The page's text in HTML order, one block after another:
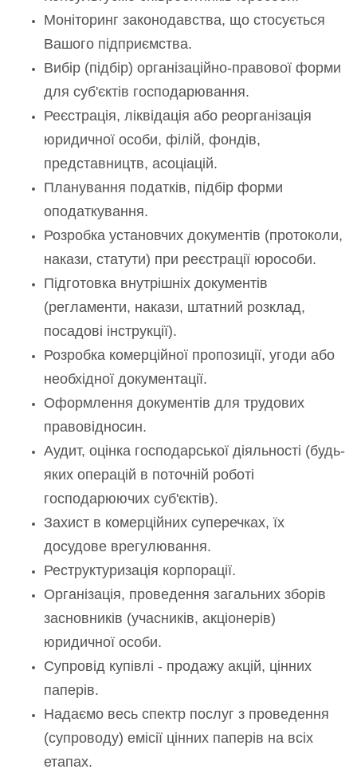
Моніторинг законодавства, що стосується
Вашого підприємства.
Вибір (підбір) організаційно-правової форми
для суб'єктів господарювання.
Реєстрація, ліквідація або реорганізація
юридичної особи, філій, фондів,
представництв, асоціацій.
Планування податків, підбір форми
оподаткування.
Розробка установчих документів (протоколи,
накази, статути) при реєстрації юрособи.
Підготовка внутрішніх документів
(регламенти, накази, штатний розклад,
посадові інструкції).
Розробка комерційної пропозиції, угоди або
необхідної документації.
Оформлення документів для трудових
правовідносин.
Аудит, оцінка господарської діяльності (будь-
яких операцій в поточній роботі
господарюючих суб'єктів).
Захист в комерційних суперечках, їх
досудове врегулювання.
Реструктуризація корпорації.
Організація, проведення загальних зборів
засновників (учасників, акціонерів)
юридичної особи.
Супровід купівлі - продажу акцій, цінних
паперів.
Надаємо весь спектр послуг з проведення
(супроводу) емісії цінних паперів на всіх
етапах.